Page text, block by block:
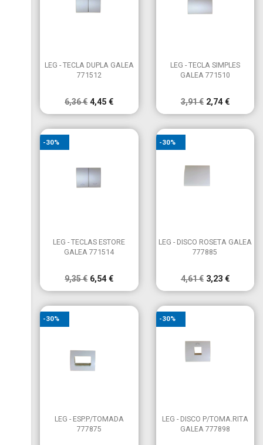
 Vista rápida
LEG - TECLA DUPLA GALEA
771512
6,36 € 4,45 €
Vista rápida
LEG - TECLA SIMPLES
GALEA 771510
3,91 € 2,74 €
Vista rápida
LEG - TECLAS ESTORE
GALEA 771514
9,35 € 6,54 €
-30%
Vista rápida
LEG - DISCO ROSETA GALEA
777885
4,61 € 3,23 €
-30%
Vista rápida
LEG - ESP.P/TOMADA
777875
-30%
Vista rápida
LEG - DISCO P/TOMA.RITA
GALEA 777898
-30%